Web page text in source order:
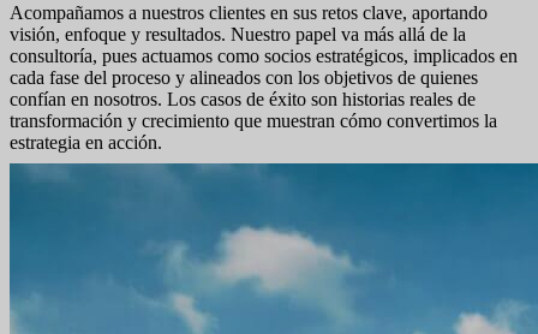
Acompañamos a nuestros clientes en sus retos clave, aportando
visión, enfoque y resultados. Nuestro papel va más allá de la
consultoría, pues actuamos como socios estratégicos, implicados en
cada fase del proceso y alineados con los objetivos de quienes
confían en nosotros. Los casos de éxito son historias reales de
transformación y crecimiento que muestran cómo convertimos la
estrategia en acción.